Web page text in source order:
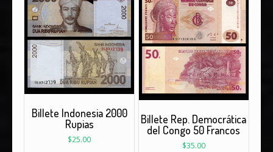
Billete Indonesia 2000
Rupias
$25.00
Billete Rep. Democrática
del Congo 50 Francos
$35.00